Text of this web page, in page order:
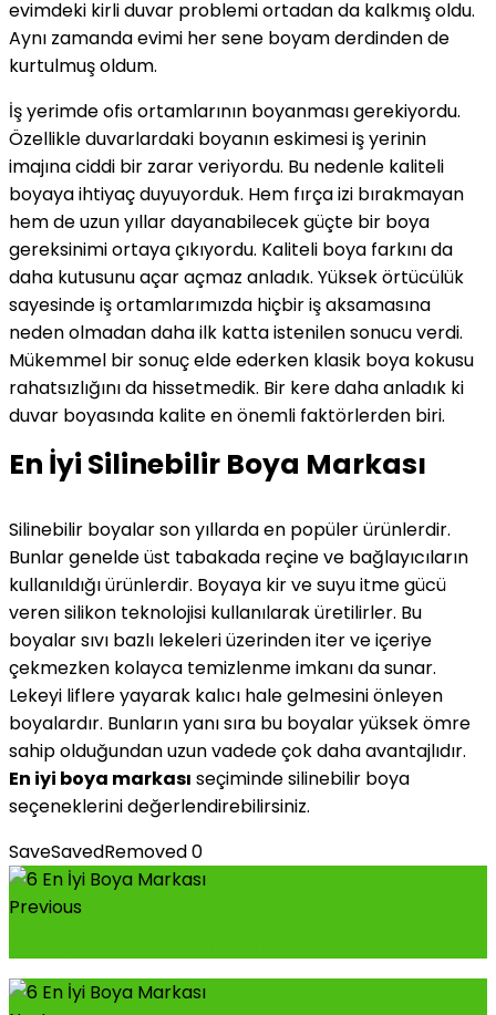
evimdeki kirli duvar problemi ortadan da kalkmış oldu.
Aynı zamanda evimi her sene boyam derdinden de
kurtulmuş oldum.
İş yerimde ofis ortamlarının boyanması gerekiyordu.
Özellikle duvarlardaki boyanın eskimesi iş yerinin
imajına ciddi bir zarar veriyordu. Bu nedenle kaliteli
boyaya ihtiyaç duyuyorduk. Hem fırça izi bırakmayan
hem de uzun yıllar dayanabilecek güçte bir boya
gereksinimi ortaya çıkıyordu. Kaliteli boya farkını da
daha kutusunu açar açmaz anladık. Yüksek örtücülük
sayesinde iş ortamlarımızda hiçbir iş aksamasına
neden olmadan daha ilk katta istenilen sonucu verdi.
Mükemmel bir sonuç elde ederken klasik boya kokusu
rahatsızlığını da hissetmedik. Bir kere daha anladık ki
duvar boyasında kalite en önemli faktörlerden biri.
En İyi Silinebilir Boya Markası
Silinebilir boyalar son yıllarda en popüler ürünlerdir.
Bunlar genelde üst tabakada reçine ve bağlayıcıların
kullanıldığı ürünlerdir. Boyaya kir ve suyu itme gücü
veren silikon teknolojisi kullanılarak üretilirler. Bu
boyalar sıvı bazlı lekeleri üzerinden iter ve içeriye
çekmezken kolayca temizlenme imkanı da sunar.
Lekeyi liflere yayarak kalıcı hale gelmesini önleyen
boyalardır. Bunların yanı sıra bu boyalar yüksek ömre
sahip olduğundan uzun vadede çok daha avantajlıdır.
En iyi boya markası seçiminde silinebilir boya
seçeneklerini değerlendirebilirsiniz.
SaveSavedRemoved0
Previous